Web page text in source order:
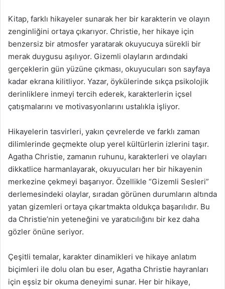
Kitap, farklı hikayeler sunarak her bir karakterin ve olayın
zenginliğini ortaya çıkarıyor. Christie, her hikaye için
benzersiz bir atmosfer yaratarak okuyucuya sürekli bir
merak duygusu aşılıyor. Gizemli olayların ardındaki
gerçeklerin gün yüzüne çıkması, okuyucuları son sayfaya
kadar ekrana kilitliyor. Yazar, öykülerinde sıkça psikolojik
derinliklere inmeyi tercih ederek, karakterlerin içsel
çatışmalarını ve motivasyonlarını ustalıkla işliyor.
Hikayelerin tasvirleri, yakın çevrelerde ve farklı zaman
dilimlerinde geçmekte olup yerel kültürlerin izlerini taşır.
Agatha Christie, zamanın ruhunu, karakterleri ve olayları
dikkatlice harmanlayarak, okuyucuları her bir hikayenin
merkezine çekmeyi başarıyor. Özellikle “Gizemli Sesleri”
derlemesindeki olaylar, sıradan görünen durumların altında
yatan gizemleri ortaya çıkartmakta oldukça başarılıdır. Bu
da Christie’nin yeteneğini ve yaratıcılığını bir kez daha
gözler önüne seriyor.
Çeşitli temalar, karakter dinamikleri ve hikaye anlatım
biçimleri ile dolu olan bu eser, Agatha Christie hayranları
için eşsiz bir okuma deneyimi sunar. Her bir hikaye,